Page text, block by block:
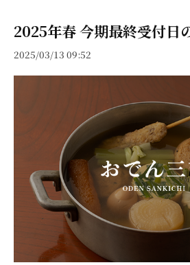
2025年春 今期最終受付日
2025/03/13 09:52